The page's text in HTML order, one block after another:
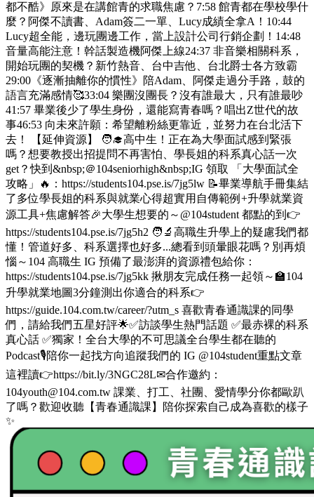
都不酷》原來是在講館青的求職焦慮？7:58 館青都在學校學什
麼？阿傑不讀書、Adam簽二一單、Lucy成績全拿A！10:44
Lucy超全能，邊玩團邊工作，當上設計公司行銷企劃！14:48
音量高能注意！幹話製造機阿傑上線24:37 非音樂相關科系，
開始玩團的契機？新竹熱音、台中吉他、台北爵士各方致霸
29:00《逐漸抽離你的慣性》陪Adam、阿傑走過分手路，鼓的
語言充滿感情🥰33:04 樂團沒團長？沒有誰最大，只有誰最吵
41:57 畢業後少了學生身份，還能寫青春嗎？唱出Z世代的故
事46:53 向未來許願：希望離粉絲更靠近，並努力在台北活下
去！ 【延伸資源】 🧑‍🎓高中生！正在為大學面試感到緊張
嗎？想要教授出招提問不再害怕、學長姐的科系真心話一次
get？快到&nbsp;＠104seniorhigh&nbsp;IG 領取 「大學面試全
攻略」🔥：https://students104.pse.is/7jg5lw 📝畢業導航手冊集結
了多位學長姐的科系與就業心得超實用自傳範例+升學就業資
源工具+焦慮解答🎉大學生想要的～@104student 都點的到👉
https://students104.pse.is/7jg5h2 🧑‍🔬高職生升學上的疑慮我們都
懂！管道好多、科系選擇也好多...總看到頭暈眼花嗎？別再煩
惱～104 高職生 IG 預備了最澎湃的資源禮包給你：
https://students104.pse.is/7jg5kk 揪朋友完成任務一起領～🏫104
升學就業地圖3分鐘測出你適合的科系👉
https://guide.104.com.tw/career/?utm_s 喜歡青春通識課的同學
們，請給我們五星好評🌟✅訪談學生熱門話題 ✅最赤裸的科系
真心話 ✅獨家！全台大學的不可思議全台學生都在聽的
Podcast🎙️陪你一起找方向追蹤我們的 IG @104student重點文章
這裡讀👉https://bit.ly/3NGC28L✉合作邀約：
104youth@104.com.tw 課業、打工、社團、愛情學分你都歐趴
了嗎？歡迎收聽【青春通識課】陪你探索自己成為喜歡的樣子
✨